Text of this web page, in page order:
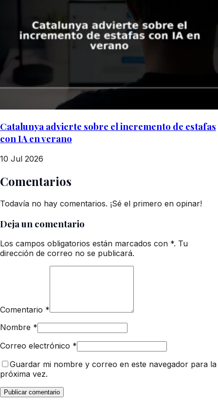
Catalunya advierte sobre el incremento de estafas
con IA en verano
10 Jul 2026
Comentarios
Todavía no hay comentarios. ¡Sé el primero en opinar!
Deja un comentario
Los campos obligatorios están marcados con *. Tu
dirección de correo no se publicará.
Comentario *
Nombre *
Correo electrónico *
Guardar mi nombre y correo en este navegador para la
próxima vez.